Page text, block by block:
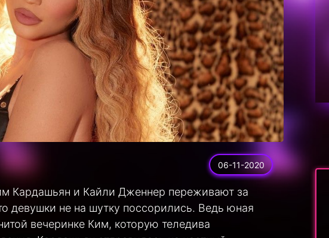
06-11-2020
Кардашьян и Кайли Дженнер переживают за
девушки не на шутку поссорились. Ведь юная
вечеринке Ким, которую теледива